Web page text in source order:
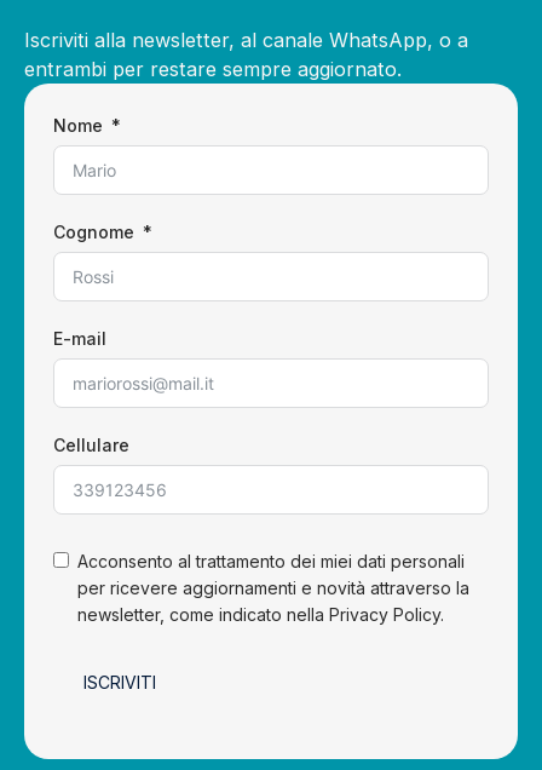
Iscriviti alla newsletter, al canale WhatsApp, o a
entrambi per restare sempre aggiornato.
Nome
Cognome
E-mail
Cellulare
Acconsento al trattamento dei miei dati personali
per ricevere aggiornamenti e novità attraverso la
newsletter, come indicato nella Privacy Policy.
ISCRIVITI